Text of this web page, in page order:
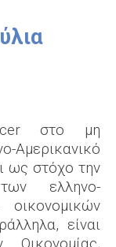
στο μη
Αμερικανικό
ως στόχο την
ελληνο-
είναι
Οικονομίας,